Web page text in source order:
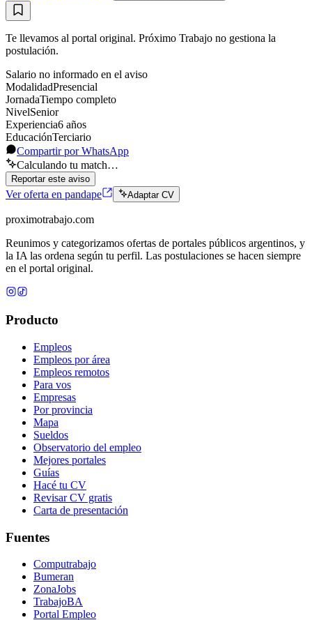
Te llevamos al portal original. Próximo Trabajo no gestiona la
postulación.
Salario no informado en el aviso
ModalidadPresencial
JornadaTiempo completo
NivelSenior
Experiencia6 años
EducaciónTerciario
Compartir por WhatsApp
Calculando tu match…
Reportar este aviso
Ver oferta en pandape Adaptar CV
proximotrabajo.com
Reunimos y categorizamos ofertas de portales públicos argentinos, y
la IA las ordena según tu perfil. Las postulaciones se hacen siempre
en el portal original.
Producto
Empleos
Empleos por área
Empleos remotos
Para vos
Empresas
Por provincia
Mapa
Sueldos
Observatorio del empleo
Mejores portales
Guías
Hacé tu CV
Revisar CV gratis
Carta de presentación
Fuentes
Computrabajo
Bumeran
ZonaJobs
TrabajoBA
Portal Empleo